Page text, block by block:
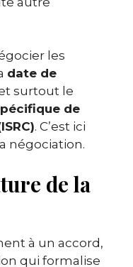
les
date de
surtout le
de
. C’est ici
négociation.
de la
à un accord,
qui formalise